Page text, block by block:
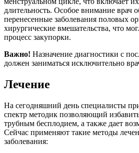
длительность. Особое внимание врач
перенесенные заболевания половых
хирургические вмешательства, что
процесс закупорки.
Важно! Назначение диагностики с
должен заниматься исключительно
Лечение
На сегодняшний день специалисты
спектр методик позволяющий
трубным бесплодием, а также дает
Сейчас применяют такие методы
заболевания: